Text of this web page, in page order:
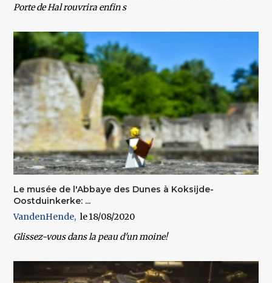
Porte de Hal rouvrira enfin s
Le musée de l'Abbaye des Dunes à Koksijde-
Oostduinkerke: ...
VandenHende
18/08/2020
Glissez-vous dans la peau d'un moine!